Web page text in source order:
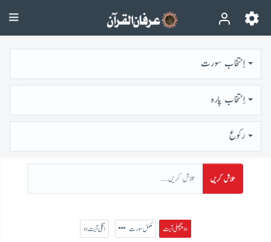
اِنتخاب سورت
اِنتخاب پارہ
رُكوع
تلاش کریں
پچھلی آیت » مکمل سورت « اگلی آیت